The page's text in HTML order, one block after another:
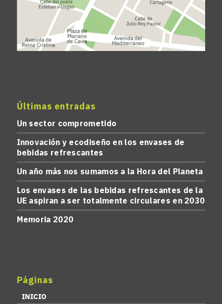
Últimas entradas
Un sector comprometido
Innovación y ecodiseño en los envases de
bebidas refrescantes
Un año más nos sumamos a la Hora del Planeta
Los envases de las bebidas refrescantes de la
UE aspiran a ser totalmente circulares en 2030
Memoria 2020
Páginas
INICIO